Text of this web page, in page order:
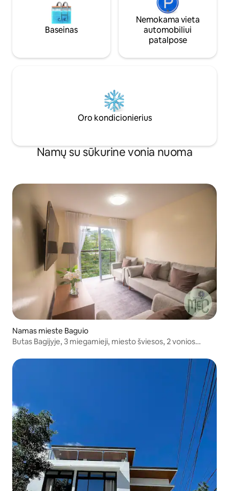
Baseinas
Nemokama vieta
automobiliui
patalpose
Oro kondicionierius
Namų su sūkurine vonia nuoma
Namas mieste Baguio
Butas Bagijyje, 3 miegamieji, miesto šviesos, 2 vonios